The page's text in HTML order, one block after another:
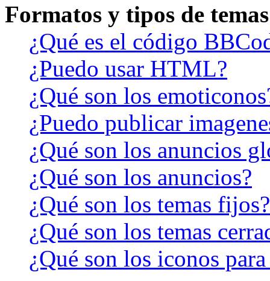
Formatos y tipos de temas
¿Qué es el código
¿Puedo usar HTML?
¿Qué son los
¿Puedo publicar
¿Qué son los anuncios
¿Qué son los anuncios?
¿Qué son los temas fijos?
¿Qué son los temas
¿Qué son los iconos